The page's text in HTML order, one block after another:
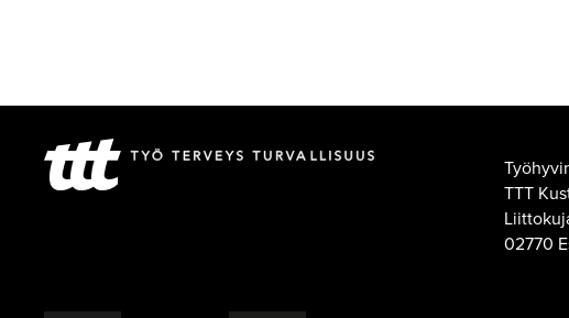
TTT
02770